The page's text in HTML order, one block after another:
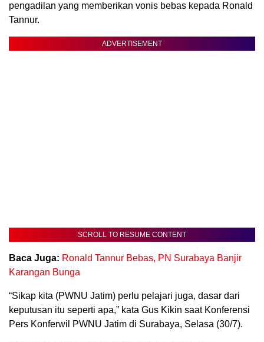
pengadilan yang memberikan vonis bebas kepada Ronald
Tannur.
ADVERTISEMENT
SCROLL TO RESUME CONTENT
Baca Juga: Ronald Tannur Bebas, PN Surabaya Banjir
Karangan Bunga
“Sikap kita (PWNU Jatim) perlu pelajari juga, dasar dari
keputusan itu seperti apa,” kata Gus Kikin saat Konferensi
Pers Konferwil PWNU Jatim di Surabaya, Selasa (30/7).